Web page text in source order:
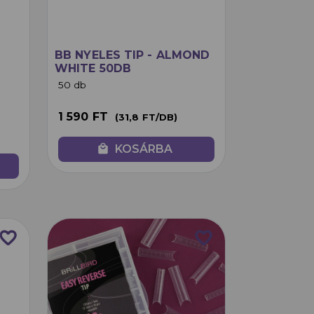
BB NYELES TIP - ALMOND
WHITE 50DB
50 db
1 590 FT (31,8 FT/DB)
local_mall KOSÁRBA
favorite_border favorite_border